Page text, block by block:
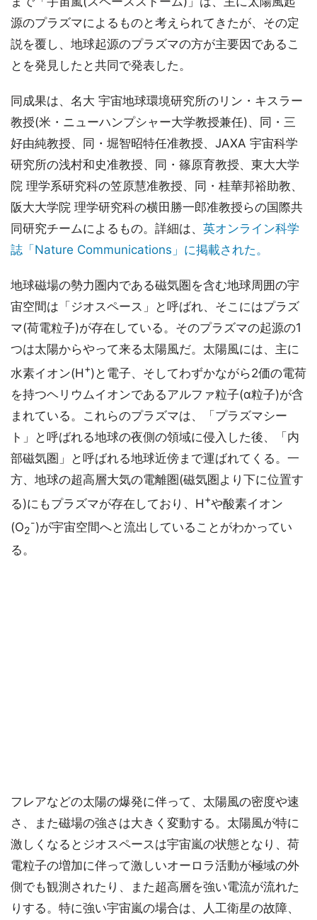
源のプラズマによるものと考えられてきたが、その定
説を覆し、地球起源のプラズマの方が主要因であるこ
とを発見したと共同で発表した。
同成果は、名大 宇宙地球環境研究所のリン・キスラー
教授(米・ニューハンプシャー大学教授兼任)、同・三
好由純教授、同・堀智昭特任准教授、JAXA 宇宙科学
研究所の浅村和史准教授、同・篠原育教授、東大大学
院 理学系研究科の笠原慧准教授、同・桂華邦裕助教、
阪大大学院 理学研究科の横田勝一郎准教授らの国際共
同研究チームによるもの。詳細は、 英オンライン科学
誌「Nature Communications」に掲載された。
地球磁場の勢力圏内である磁気圏を含む地球周囲の宇
宙空間は「ジオスペース」と呼ばれ、そこにはプラズ
マ(荷電粒子)が存在している。そのプラズマの起源の1
つは太陽からやって来る太陽風だ。太陽風には、主に
水素イオン(H+)と電子、そしてわずかながら2価の電荷
を持つヘリウムイオンであるアルファ粒子(α粒子)が含
まれている。これらのプラズマは、「プラズマシー
ト」と呼ばれる地球の夜側の領域に侵入した後、「内
部磁気圏」と呼ばれる地球近傍まで運ばれてくる。一
方、地球の超高層大気の電離圏(磁気圏より下に位置す
る)にもプラズマが存在しており、H+や酸素イオン
(O2
-)が宇宙空間へと流出していることがわかってい
る。
フレアなどの太陽の爆発に伴って、太陽風の密度や速
さ、また磁場の強さは大きく変動する。太陽風が特に
激しくなるとジオスペースは宇宙嵐の状態となり、荷
電粒子の増加に伴って激しいオーロラ活動が極域の外
側でも観測されたり、また超高層を強い電流が流れた
りする。特に強い宇宙嵐の場合は、人工衛星の故障、